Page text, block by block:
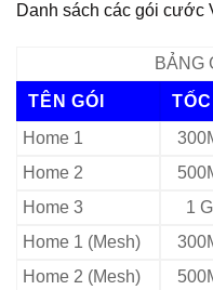
Danh sách các gói cước
BẢNG
TÊN GÓI
Home 1
Home 2
Home 3
1
Home 1 (Mesh)
Home 2 (Mesh)